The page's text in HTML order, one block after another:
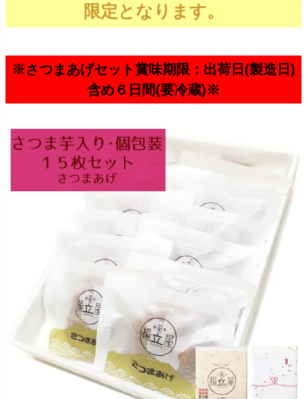
限定となります。
※さつまあげセット賞味期限：出荷日(製造日)
含め６日間(要冷蔵)※